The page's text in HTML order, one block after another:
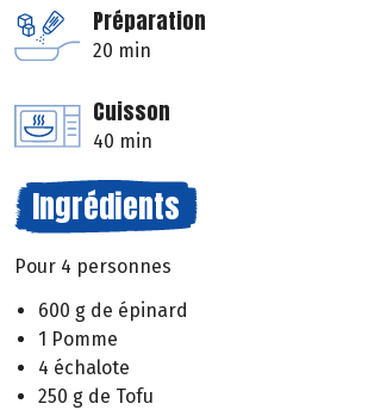
Préparation
20 min
Cuisson
40 min
Ingrédients
Pour 4 personnes
600 g de épinard
1 Pomme
4 échalote
250 g de Tofu